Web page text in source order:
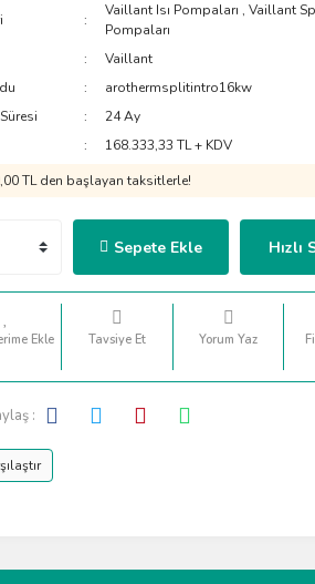
Vaillant Isı Pompaları ,Vaillant
Pompaları
Vaillant
arothermsplitintro16kw
24 Ay
168.333,33 TL + KDV
TL den başlayan taksitlerle!
Sepete Ekle Hızlı
Tavsiye Et Yorum Yaz
: